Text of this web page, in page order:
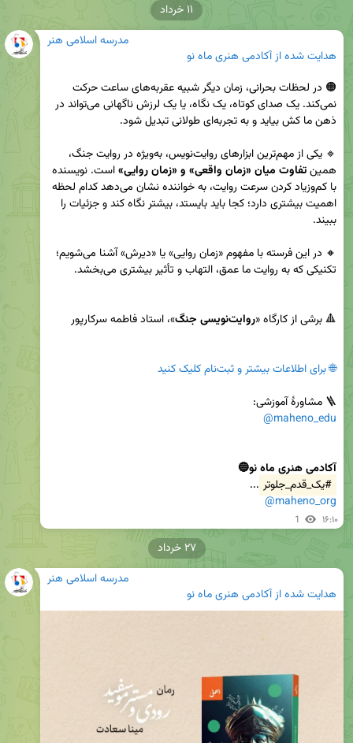
مدرسه اسلامی هنر
هدایت شده ازآکادمی هنری ماه نو
همین تفاوت میان «زمان واقعی» و «زمان روایی»
🔺 برشی از کارگاه «روایت‌نویسی جنگ
🌐 برای اطلاعات بیشتر و ثبت‌نام کلیک کنید
🪜 مشاورۀ آموزشی:
@maheno_edu
آکادمی هنری ماه نو🔵
#یک_قدم_جلوتر ...
@maheno_org
1 ۱۶:۱۰
۱۱ خرداد
مدرسه اسلامی هنر
هدایت شده ازآکادمی هنری ماه نو
۲۷ خرداد